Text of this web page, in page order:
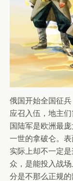
俄国开始全国征
应召入伍，地主
国陆军是欧洲最
一世的拿破仑。
实际上却不一定
众，是能投入战
分是不那么正规